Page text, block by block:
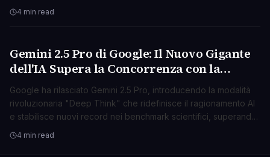
maggiore autonomia.
4 min read
AI & ML
Gemini 2.5 Pro di Google: Il Nuovo Gigante
dell'IA Supera la Concorrenza con la
Modalità "Deep Think"
Google ha rilasciato Gemini 2.5 Pro, introducendo la modalità
rivoluzionaria "Deep Think" che ridefinisce il ragionamento AI
e stabilisce nuovi record nei benchmark scientifici, superando
i rivali.
4 min read